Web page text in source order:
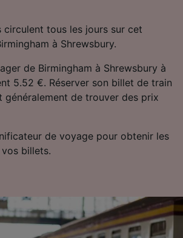
circulent tous les jours sur cet
à Shrewsbury.
de Birmingham à Shrewsbury à
5.52 €. Réserver son billet de train
généralement de trouver des prix
de voyage pour obtenir les
billets.